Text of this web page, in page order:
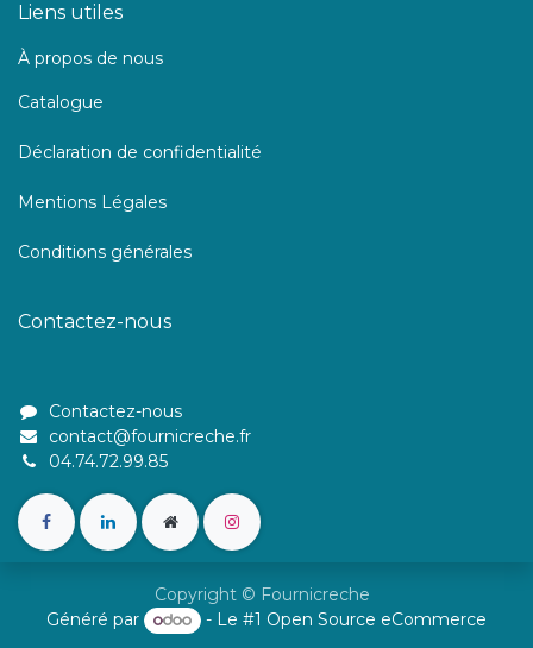
Liens utiles
À propos de nous
Catalogue
Déclaration de confidentialité
Mentions Légales
Conditions générales
Contactez-nous
Contactez-nous
contact@fournicreche.fr
04.74.72.99.85
Copyright © Fournicreche
Généré par
- Le #1 Open Source eCommerce